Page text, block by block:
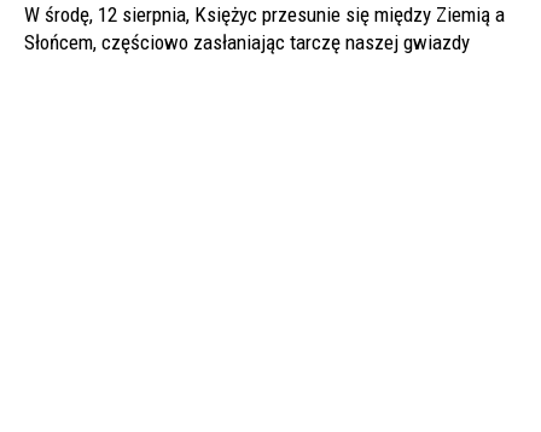
W środę, 12 sierpnia, Księżyc przesunie się między Ziemią a
Słońcem, częściowo zasłaniając tarczę naszej gwiazdy